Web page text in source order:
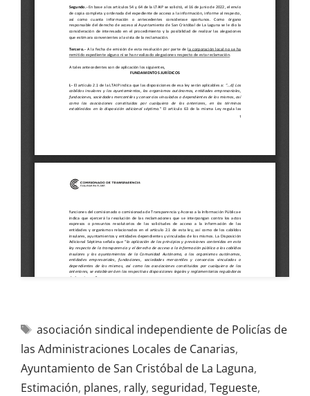
asociación sindical independiente de Policías de
las Administraciones Locales de Canarias,
Ayuntamiento de San Cristóbal de La Laguna,
Estimación, planes, rally, seguridad, Tegueste,